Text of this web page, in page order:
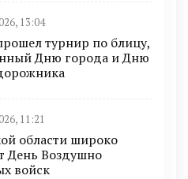
13:04
турнир по блицу,
Дню города и Дню
11:21
области широко
День Воздушно
войск